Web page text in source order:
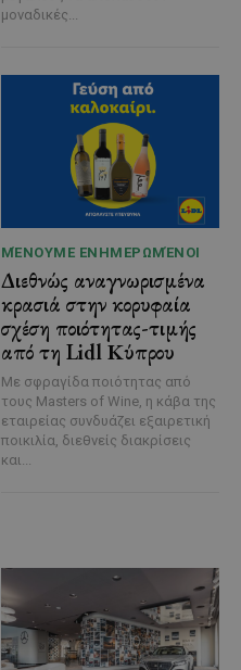
μοναδικές...
ΜΈΝΟΥΜΕ ΕΝΗΜΕΡΩΜΈΝΟΙ
Διεθνώς αναγνωρισμένα
κρασιά στην κορυφαία
σχέση ποιότητας-τιμής
από τη Lidl Κύπρου
Με σφραγίδα ποιότητας από
τους Masters of Wine, η κάβα της
εταιρείας συνδυάζει εξαιρετική
ποικιλία, διεθνείς διακρίσεις
και...